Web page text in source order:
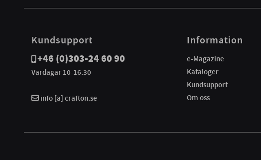
Kundsupport
+46 (0)303-24 60 90
Vardagar 10-16.30
info [a] crafton.se
Information
e-Magazine
Kataloger
Kundsupport
Om oss